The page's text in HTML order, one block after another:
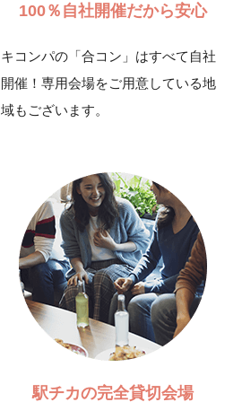
100％自社開催だから安心
キコンパの「合コン」はすべて自社
開催！専用会場をご用意している地
域もございます。
駅チカの完全貸切会場